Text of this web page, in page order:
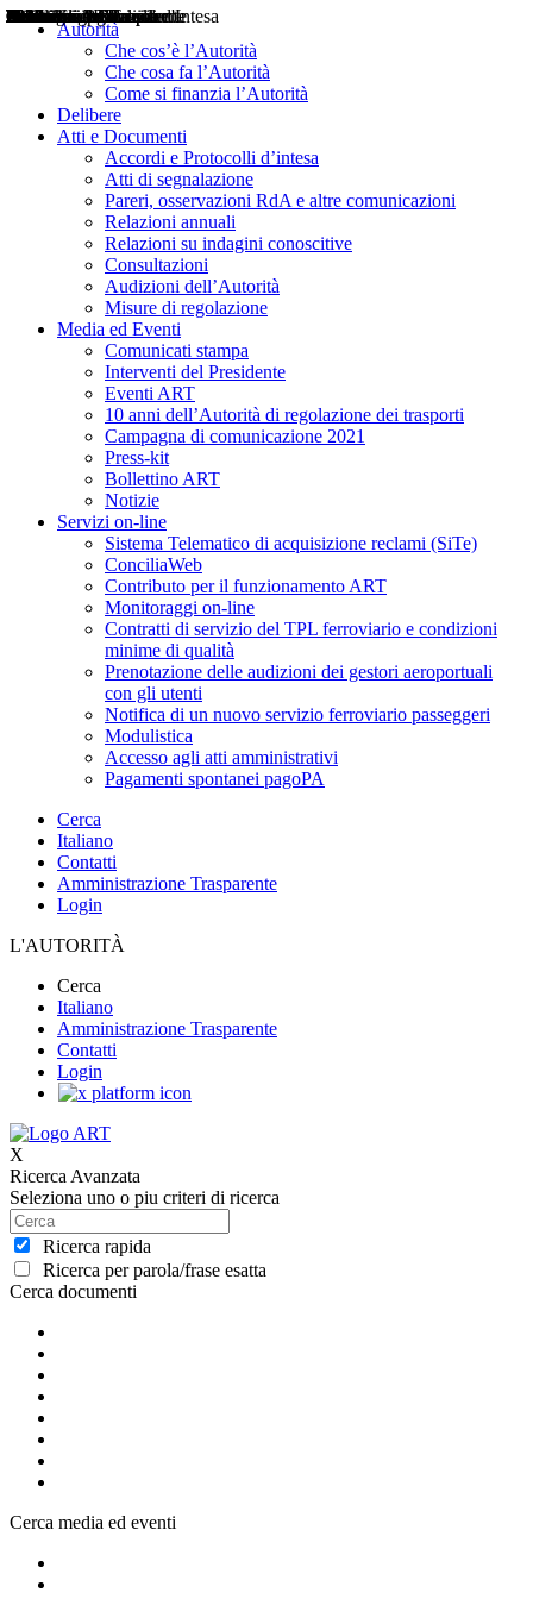
Autorità
Che cos’è l’Autorità
Che cosa fa l’Autorità
Come si finanzia l’Autorità
Delibere
Atti e Documenti
Accordi e Protocolli d’intesa
Atti di segnalazione
Pareri, osservazioni RdA e altre comunicazioni
Relazioni annuali
Relazioni su indagini conoscitive
Consultazioni
Audizioni dell’Autorità
Misure di regolazione
Media ed Eventi
Comunicati stampa
Interventi del Presidente
Eventi ART
10 anni dell’Autorità di regolazione dei trasporti
Campagna di comunicazione 2021
Press-kit
Bollettino ART
Notizie
Servizi on-line
Sistema Telematico di acquisizione reclami (SiTe)
ConciliaWeb
Contributo per il funzionamento ART
Monitoraggi on-line
Contratti di servizio del TPL ferroviario e condizioni
minime di qualità
Prenotazione delle audizioni dei gestori aeroportuali
con gli utenti
Notifica di un nuovo servizio ferroviario passeggeri
Modulistica
Accesso agli atti amministrativi
Pagamenti spontanei pagoPA
Cerca
Italiano
Contatti
Amministrazione Trasparente
Login
L'AUTORITÀ
Cerca
Italiano
Amministrazione Trasparente
Contatti
Login
X
Ricerca Avanzata
Seleziona uno o piu criteri di ricerca
Ricerca rapida
Ricerca per parola/frase esatta
Cerca documenti
Delibere
Pareri
Consultazioni
Audizioni
Atti di Segnalazione
Accordi e Protocolli d'Intesa
Relazioni annuali
Misure di regolazione
Cerca media ed eventi
Notizie
Comunicati Stampa
Bollettini ART
Convegni ART
Interviste del Presidente
Articoli in primo piano
Interventi del Presidente
2004
2005
2010
2013
2014
2015
2016
2017
2018
2019
202
2020
2021
2022
2023
2024
2025
2026
Aereo
Marittimo
Terrestre